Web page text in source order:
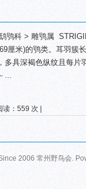
鸮科 > 雕鸮属
厘米)的鸮类。耳羽簇
多具深褐色纵纹且每片
...
读：559 次 |
2006 常州野鸟会.